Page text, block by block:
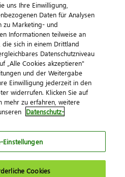
DATEV eG
AGB Kontakt
uns Ihre Einwilligung,
Daten für Analysen
zu Marketing- und
Informationen teilweise an
sich in einem Drittland
Datenschutzniveau
„Alle Cookies akzeptieren"
und der Weitergabe
Einwilligung jederzeit in den
widerrufen. Klicken Sie auf
mehr zu erfahren, weitere
Datenschutz-
Einstellungen
Cookies